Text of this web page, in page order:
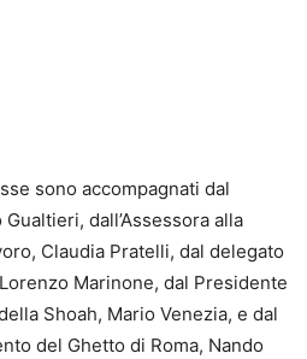
sono accompagnati dal
dall’Assessora alla
Claudia Pratelli, dal delegato
Marinone, dal Presidente
Shoah, Mario Venezia, e dal
del Ghetto di Roma, Nando